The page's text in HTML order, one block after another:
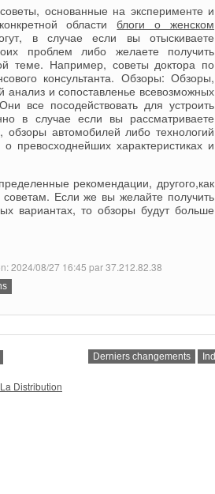
основанные на эксперименте и
областиблоги о женском
в случае если вы отыскиваете
проблем либо желаете получить
теме. Например, советы доктора по
консультанта. Обзоры: Обзоры,
анализ и сопоставленье всевозможных
все посодействовать для устроить
в случае если вы рассматриваете
обзоры автомобилей либо технологий
превосходнейших характеристиках и
рекомендации, другого,как
Если же вы желайте получить
вариантах, то обзоры будут больше
2024/08/27 16:45 par 37.212.82.38
La Distribution